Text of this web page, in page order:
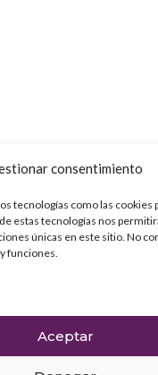
consentimiento
tecnologías como las cookies
estas tecnologías nos
únicas en este sitio. No
funciones.
Aceptar